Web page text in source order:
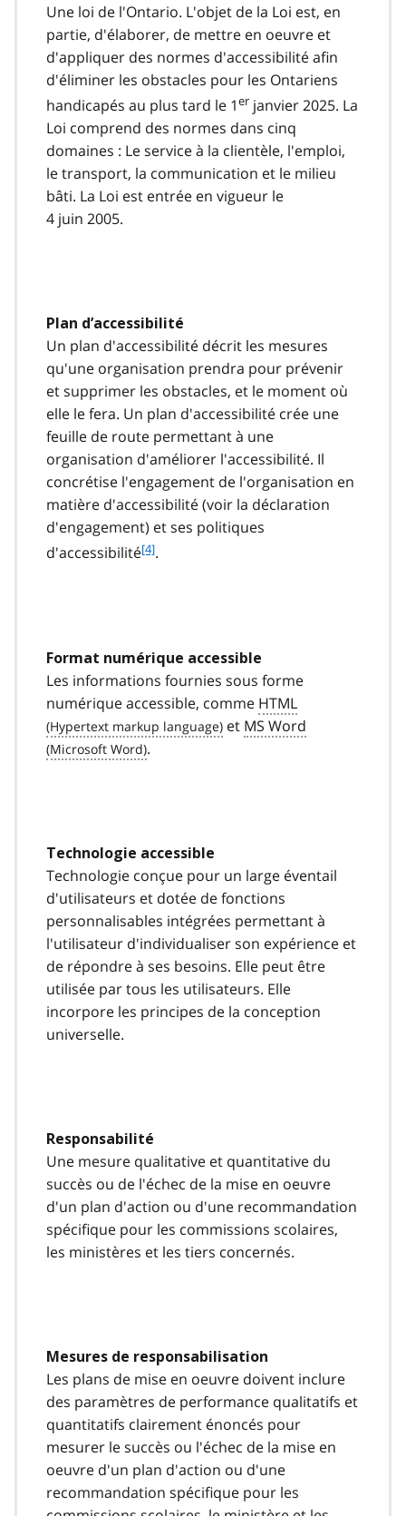
3
Une loi de l'Ontario. L'objet de la Loi est, en
partie, d'élaborer, de mettre en oeuvre et
d'appliquer des normes d'accessibilité afin
d'éliminer les obstacles pour les Ontariens
handicapés au plus tard le 1er janvier 2025. La
Loi comprend des normes dans cinq
domaines : Le service à la clientèle, l'emploi,
le transport, la communication et le milieu
bâti. La Loi est entrée en vigueur le
4 juin 2005.
Plan d’accessibilité
Un plan d'accessibilité décrit les mesures
qu'une organisation prendra pour prévenir
et supprimer les obstacles, et le moment où
elle le fera. Un plan d'accessibilité crée une
feuille de route permettant à une
organisation d'améliorer l'accessibilité. Il
concrétise l'engagement de l'organisation en
matière d'accessibilité (voir la déclaration
d'engagement) et ses politiques
d'accessibilitéf
t
e
4
[4].
Format numérique accessible
Les informations fournies sous forme
numérique accessible, comme HTML
et MS Word
.
Technologie accessible
Technologie conçue pour un large éventail
d'utilisateurs et dotée de fonctions
personnalisables intégrées permettant à
l'utilisateur d'individualiser son expérience et
de répondre à ses besoins. Elle peut être
utilisée par tous les utilisateurs. Elle
incorpore les principes de la conception
universelle.
Responsabilité
Une mesure qualitative et quantitative du
succès ou de l'échec de la mise en oeuvre
d'un plan d'action ou d'une recommandation
spécifique pour les commissions scolaires,
les ministères et les tiers concernés.
Mesures de responsabilisation
Les plans de mise en oeuvre doivent inclure
des paramètres de performance qualitatifs et
quantitatifs clairement énoncés pour
mesurer le succès ou l'échec de la mise en
oeuvre d'un plan d'action ou d'une
recommandation spécifique pour les